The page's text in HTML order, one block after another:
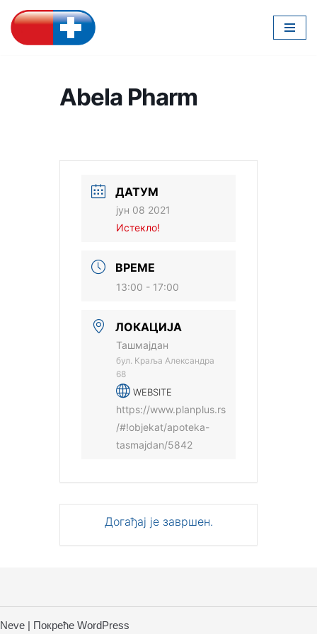
Скочи
Abela Pharm
ДАТУМ
јун 08 2021
Истекло!
ВРЕМЕ
13:00 - 17:00
ЛОКАЦИЈА
Ташмајдан
бул. Краља Александра
68
WEBSITE
https://www.planplus.rs
/#!objekat/apoteka-
tasmajdan/5842
Догађај је завршен.
Neve | Покреће WordPress